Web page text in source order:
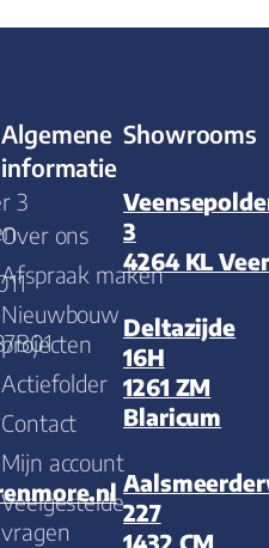
3
Algemene
informatie
Over ons
Afspraak maken
Nieuwbouw
projecten
Actiefolder
Contact
Mijn account
Veelgestelde
vragen
Showrooms
3
4264 KL
Deltazijde
16H
1261 ZM
Blaricum
227
1432 CM